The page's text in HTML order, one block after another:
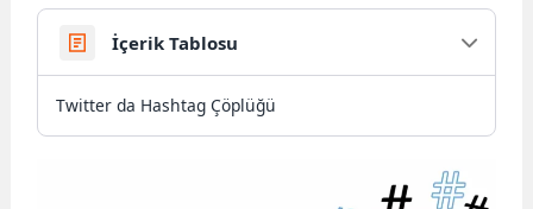
İçerik Tablosu
Twitter da Hashtag Çöplüğü